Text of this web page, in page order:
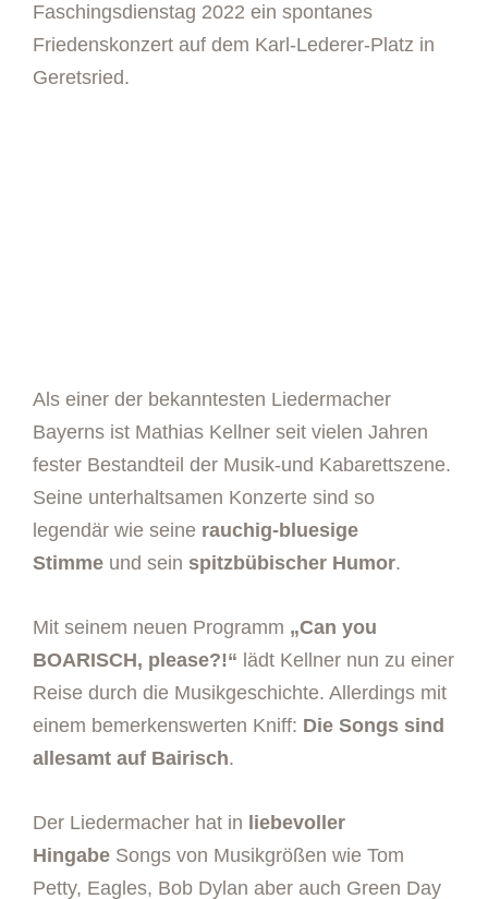
Faschingsdienstag 2022 ein spontanes
Friedenskonzert auf dem Karl-Lederer-Platz in
Geretsried.
Als einer der bekanntesten Liedermacher
Bayerns ist Mathias Kellner seit vielen Jahren
fester Bestandteil der Musik-und Kabarettszene.
Seine unterhaltsamen Konzerte sind so
legendär wie seine rauchig-bluesige
Stimme und sein spitzbübischer Humor.
Mit seinem neuen Programm „Can you
BOARISCH, please?!“ lädt Kellner nun zu einer
Reise durch die Musikgeschichte. Allerdings mit
einem bemerkenswerten Kniff: Die Songs sind
allesamt auf Bairisch.
Der Liedermacher hat in liebevoller
Hingabe Songs von Musikgrößen wie Tom
Petty, Eagles, Bob Dylan aber auch Green Day